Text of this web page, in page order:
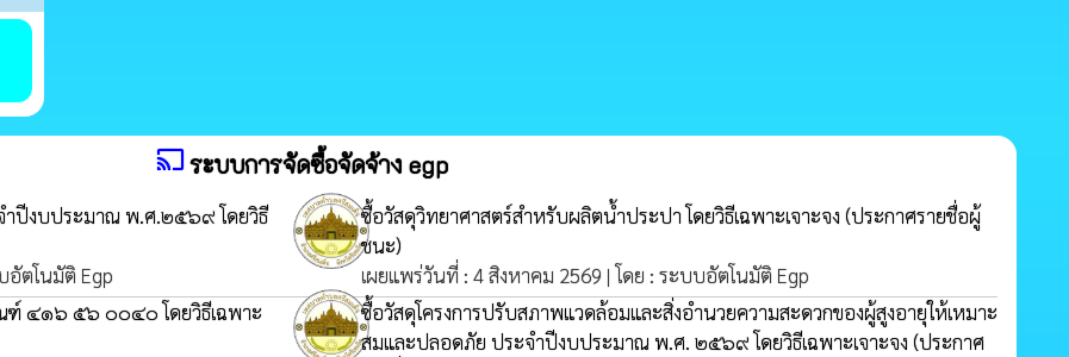
castระบบการจัดซื้อจัดจ้าง egp
ำปีงบประมาณ พ.ศ.๒๕๖๙ โดยวิธี
อัตโนมัติ Egp
ซื้อวัสดุวิทยาศาสตร์สำหรับผลิตน้ำประปา โดยวิธีเฉพาะเจาะจง (ประกาศรายชื่อผู้
ชนะ)
เผยแพร่วันที่ : 4 สิงหาคม 2569 | โดย : ระบบอัตโนมัติ Egp
ฑ์ ๔๑๖ ๕๖ ๐๐๔๐ โดยวิธีเฉพาะ
ซื้อวัสดุโครงการปรับสภาพแวดล้อมและสิ่งอำนวยความสะดวกของผู้สูงอายุให้เหมาะ
สมและปลอดภัย ประจำปีงบประมาณ พ.ศ. ๒๕๖๙ โดยวิธีเฉพาะเจาะจง (ประกาศ